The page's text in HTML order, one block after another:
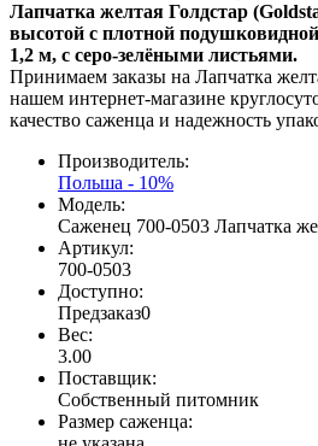
Лапчатка желтая Голдстар
высотой с плотной
1,2 м, с серо-зелёными листьями.
Принимаем заказы на Лапчатка
нашем интернет-магазине
качество саженца и надежность
Производитель:
Польша - 10%
Модель:
Саженец 700-0503 Лапчатка
Артикул:
700-0503
Доступно:
Предзаказ0
Вес:
3.00
Поставщик:
Собственный питомник
Размер саженца: